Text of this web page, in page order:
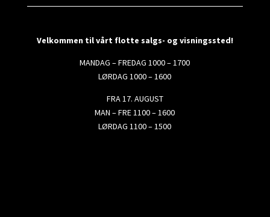
Velkommen til vårt flotte salgs- og visningssted!
MANDAG – FREDAG 1000 – 1700
LØRDAG 1000 – 1600
FRA 17. AUGUST
MAN – FRE 1100 – 1600
LØRDAG 1100 – 1500